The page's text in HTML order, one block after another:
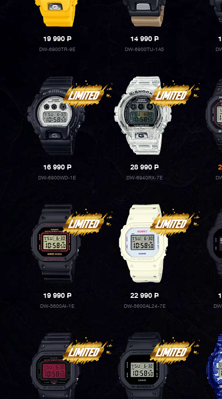
19 990P
DW-6900TR-9E
14 990P
DW-6900TU-1A5
16 990P
DW-6900WD-1E
28 990P
DW-6940RX-7E
19 990P
DW-5600AI-1E
22 990P
DW-5600AL24-7E